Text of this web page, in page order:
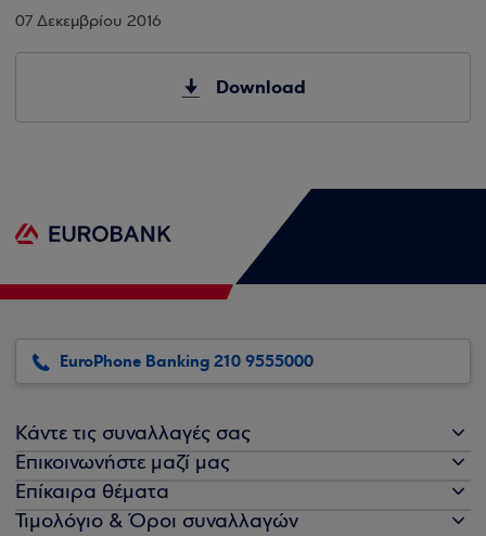
07 Δεκεμβρίου 2016
Download
EuroPhone Banking 210 9555000
Κάντε τις συναλλαγές σας
Επικοινωνήστε μαζί μας
Επίκαιρα θέματα
Τιμολόγιο & Όροι συναλλαγών